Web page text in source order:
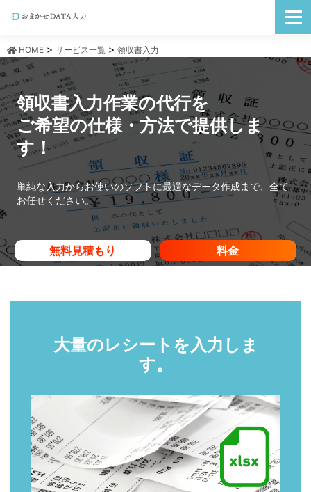
テ
ン
ツ
へ
ス
キ
ッ
プ
メニュ
HOME> サービス一覧> 領収書入力
領収書入力作業の代行を
ご希望の仕様・方法で提供しま
す！
単純な入力からお使いのソフトに最適なデータ作成まで、全て
お任せください。
無料見積もり 料金
大量のレシートを入力しま
す。